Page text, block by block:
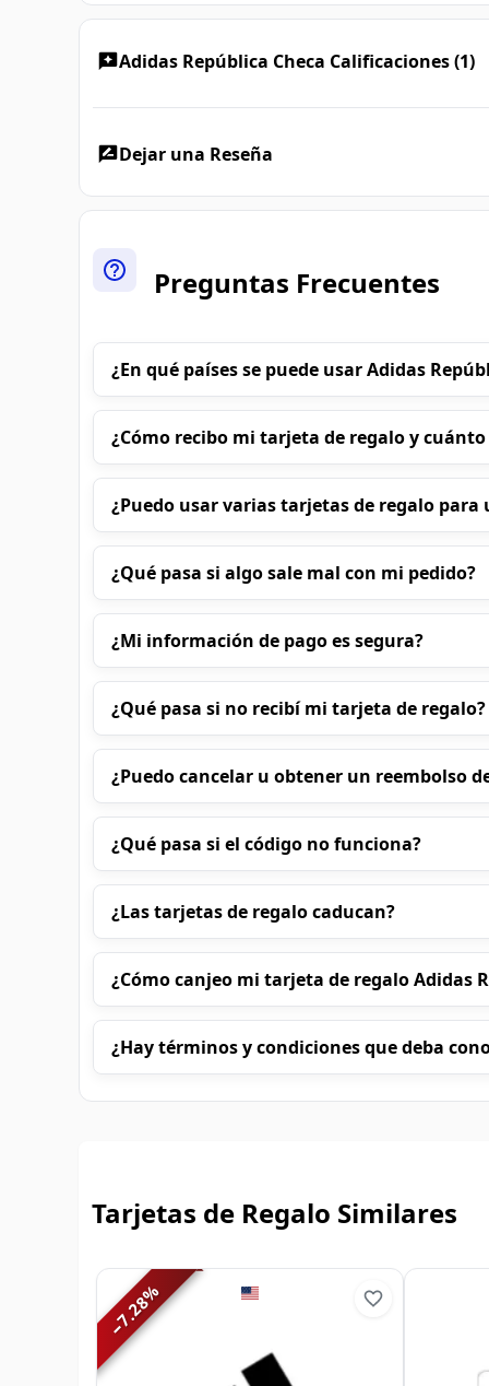
Adidas República Checa Calificaciones (1)
Dejar una Reseña
Preguntas Frecuentes
¿En qué países se puede usar Adidas
¿Cómo recibo mi tarjeta de regalo y
¿Puedo usar varias tarjetas de regalo para
¿Qué pasa si algo sale mal con mi pedido?
¿Mi información de pago es segura?
¿Qué pasa si no recibí mi tarjeta de regalo?
¿Puedo cancelar u obtener un reembolso
¿Qué pasa si el código no funciona?
¿Las tarjetas de regalo caducan?
¿Cómo canjeo mi tarjeta de regalo Adidas
¿Hay términos y condiciones que deba
Tarjetas de Regalo Similares
−
7.28
%